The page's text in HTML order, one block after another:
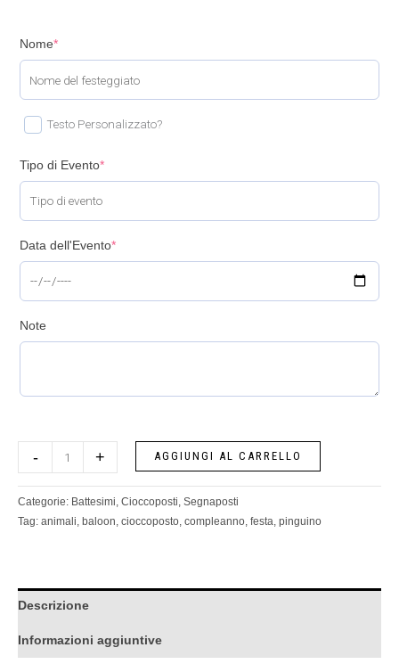
Nome*
Testo Personalizzato?
Tipo di Evento*
Data dell'Evento*
Note
- + AGGIUNGI AL CARRELLO
Categorie: Battesimi, Cioccoposti, Segnaposti
Tag: animali, baloon, cioccoposto, compleanno, festa, pinguino
Descrizione
Informazioni aggiuntive